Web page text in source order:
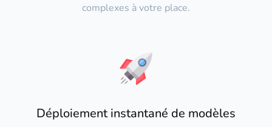
complexes à votre place.
Déploiement instantané de modèles